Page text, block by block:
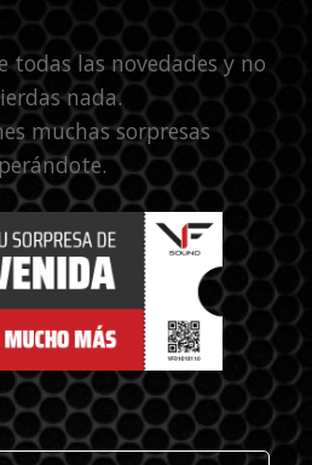
todas las novedades y no
nada.
muchas sorpresas